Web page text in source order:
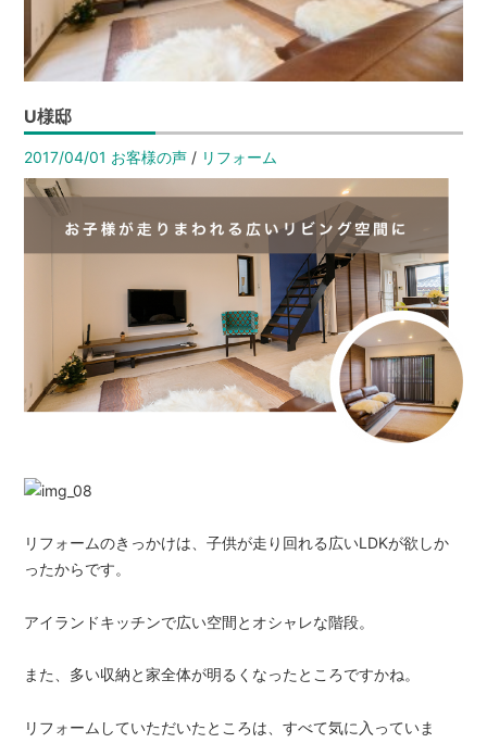
の
こ
と
は
【イ
エ
ス
ー
高
栄
ム】
U様邸
2017/04/01 お客様の声 / リフォーム
リフォームのきっかけは、子供が走り回れる広いLDKが欲しか
ったからです。
アイランドキッチンで広い空間とオシャレな階段。
また、多い収納と家全体が明るくなったところですかね。
リフォームしていただいたところは、すべて気に入っていま